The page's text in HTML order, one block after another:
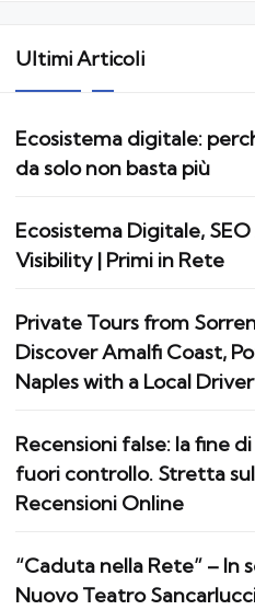
Ultimi Articoli
Ecosistema digitale:
da solo non basta più
Ecosistema Digitale, SEO
Visibility | Primi in Rete
Private Tours from
Discover Amalfi Coast,
Naples with a Local Driver
Recensioni false: la fine
fuori controllo. Stretta
Recensioni Online
“Caduta nella Rete” – In
Nuovo Teatro